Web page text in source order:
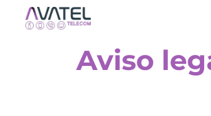
Aviso